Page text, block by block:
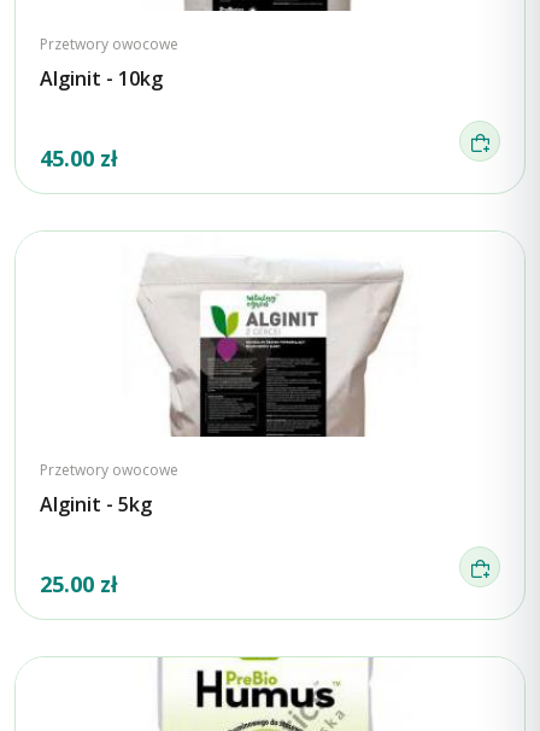
Przetwory owocowe
Alginit - 10kg
45.00 zł
Przetwory owocowe
Alginit - 5kg
25.00 zł